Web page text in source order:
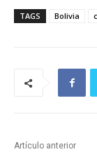
TAGS Bolivia
Artículo anterior